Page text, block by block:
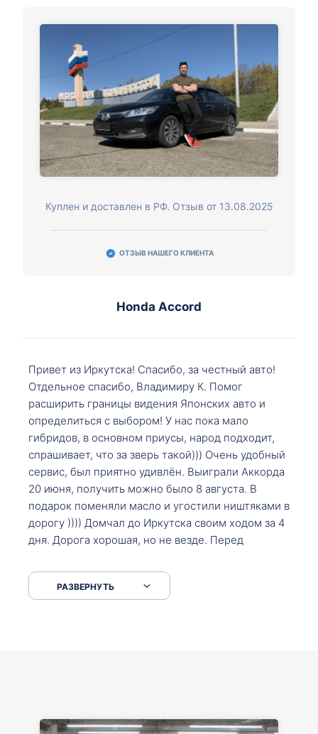
Куплен и доставлен в РФ. Отзыв от 13.08.2025
ОТЗЫВ НАШЕГО КЛИЕНТА
Honda Accord
Привет из Иркутска! Спасибо, за честный авто!
Отдельное спасибо, Владимиру К. Помог
расширить границы видения Японских авто и
определиться с выбором! У нас пока мало
гибридов, в основном приусы, народ подходит,
спрашивает, что за зверь такой))) Очень удобный
сервис, был приятно удивлён. Выиграли Аккорда
20 июня, получить можно было 8 августа. В
подарок поменяли масло и угостили ништяками в
дорогу )))) Домчал до Иркутска своим ходом за 4
дня. Дорога хорошая, но не везде. Перед
серпантинах по пути следования.
РАЗВЕРНУТЬ